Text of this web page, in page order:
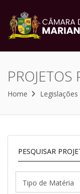
Home Legislações
PESQUISAR